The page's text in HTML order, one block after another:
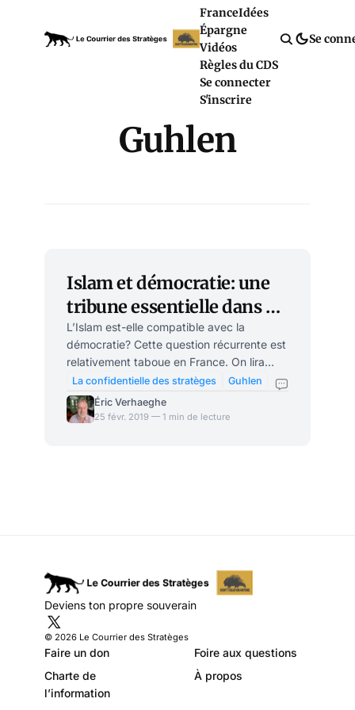
FranceIdées
Épargne
Vidéos
Règles du CDS
Se connecter
S'inscrire
Se
Guhlen
Islam et démocratie: une
tribune essentielle dans Le
Monde
L’Islam est-elle compatible avec la
démocratie? Cette question récurrente est
relativement taboue en France. On lira
dans le Monde, toutefois, une tribune
essentielle sur ce sujet, rédigée par
l’opposant musulman à Erdogan, Fethullah
La confidentielle des stratèges
Guhlen
Éric Verhaeghe
25 févr. 2019 — 1 min de lecture
Deviens ton propre souverain
© 2026 Le Courrier des Stratèges
Faire un don
Foire aux questions
Charte de
l’information
À propos